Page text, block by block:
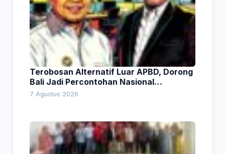
Terobosan Alternatif Luar APBD, Dorong
Bali Jadi Percontohan Nasional
Pembiayaan Daerah
7 Agustus 2026